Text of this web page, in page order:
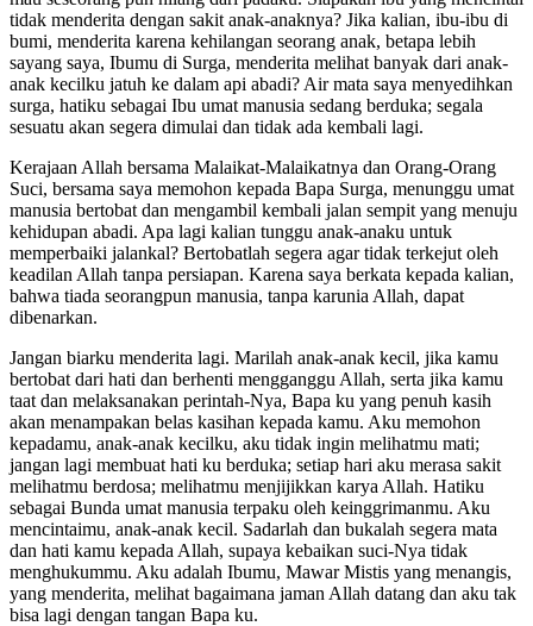
tidak menderita dengan sakit anak-anaknya? Jika kalian, ibu-ibu di
bumi, menderita karena kehilangan seorang anak, betapa lebih
sayang saya, Ibumu di Surga, menderita melihat banyak dari anak-
anak kecilku jatuh ke dalam api abadi? Air mata saya menyedihkan
surga, hatiku sebagai Ibu umat manusia sedang berduka; segala
sesuatu akan segera dimulai dan tidak ada kembali lagi.
Kerajaan Allah bersama Malaikat-Malaikatnya dan Orang-Orang
Suci, bersama saya memohon kepada Bapa Surga, menunggu umat
manusia bertobat dan mengambil kembali jalan sempit yang menuju
kehidupan abadi. Apa lagi kalian tunggu anak-anaku untuk
memperbaiki jalankal? Bertobatlah segera agar tidak terkejut oleh
keadilan Allah tanpa persiapan. Karena saya berkata kepada kalian,
bahwa tiada seorangpun manusia, tanpa karunia Allah, dapat
dibenarkan.
Jangan biarku menderita lagi. Marilah anak-anak kecil, jika kamu
bertobat dari hati dan berhenti mengganggu Allah, serta jika kamu
taat dan melaksanakan perintah-Nya, Bapa ku yang penuh kasih
akan menampakan belas kasihan kepada kamu. Aku memohon
kepadamu, anak-anak kecilku, aku tidak ingin melihatmu mati;
jangan lagi membuat hati ku berduka; setiap hari aku merasa sakit
melihatmu berdosa; melihatmu menjijikkan karya Allah. Hatiku
sebagai Bunda umat manusia terpaku oleh keinggrimanmu. Aku
mencintaimu, anak-anak kecil. Sadarlah dan bukalah segera mata
dan hati kamu kepada Allah, supaya kebaikan suci-Nya tidak
menghukummu. Aku adalah Ibumu, Mawar Mistis yang menangis,
yang menderita, melihat bagaimana jaman Allah datang dan aku tak
bisa lagi dengan tangan Bapa ku.